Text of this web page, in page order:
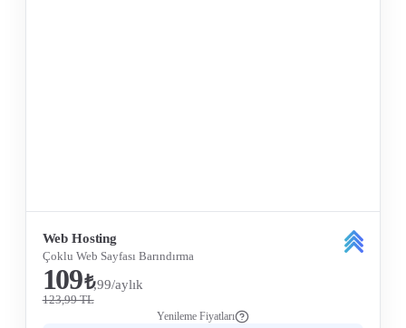
Web Hosting
Çoklu Web Sayfası Barındırma
109₺,99/aylık
123,99 TL
Yenileme Fiyatları